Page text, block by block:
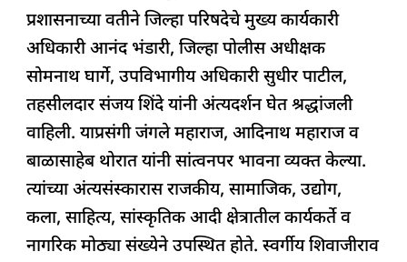
प्रशासनाच्या वतीने जिल्हा परिषदेचे मुख्य कार्यकारी
अधिकारी आनंद भंडारी, जिल्हा पोलीस अधीक्षक
सोमनाथ घार्गे, उपविभागीय अधिकारी सुधीर पाटील,
तहसीलदार संजय शिंदे यांनी अंत्यदर्शन घेत श्रद्धांजली
वाहिली. याप्रसंगी जंगले महाराज, आदिनाथ महाराज व
बाळासाहेब थोरात यांनी सांत्वनपर भावना व्यक्त केल्या.
त्यांच्या अंत्यसंस्कारास राजकीय, सामाजिक, उद्योग,
कला, साहित्य, सांस्कृतिक आदी क्षेत्रातील कार्यकर्ते व
नागरिक मोठ्या संख्येने उपस्थित होते. स्वर्गीय शिवाजीराव